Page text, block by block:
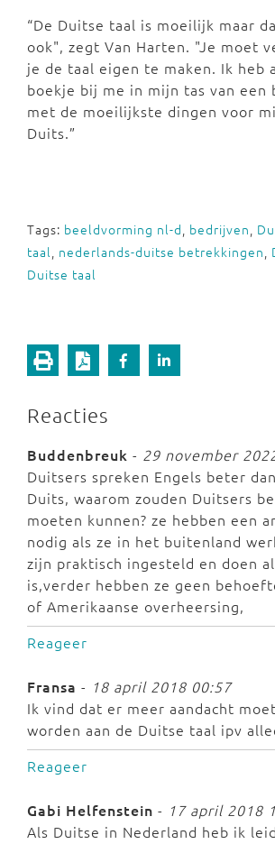
“De Duitse taal is moeilijk maar
ook", zegt Van Harten. "Je moet
je de taal eigen te maken. Ik heb
boekje bij me in mijn tas van een
met de moeilijkste dingen voor
Duits.”
Tags: beeldvorming nl-d, bedrijven,
taal, nederlands-duitse betrekkingen,
Duitse taal
Reacties
Buddenbreuk - 29 november
Duitsers spreken Engels beter
Duits, waarom zouden Duitsers
moeten kunnen? ze hebben een
nodig als ze in het buitenland
zijn praktisch ingesteld en doen
is,verder hebben ze geen
of Amerikaanse overheersing,
Reageer
Fransa - 18 april 2018 00:57
Ik vind dat er meer aandacht
worden aan de Duitse taal ipv
Reageer
Gabi Helfenstein - 17 april 2018
Als Duitse in Nederland heb ik